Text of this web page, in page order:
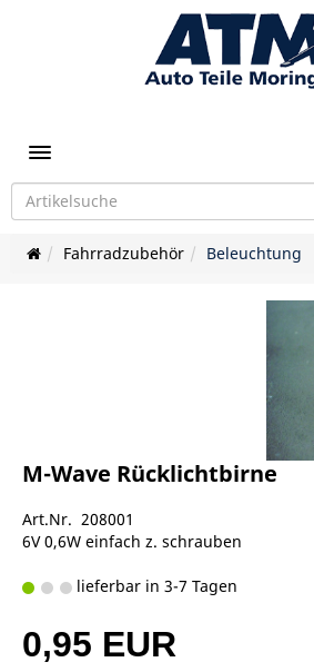
Toggle navigation
Fahrradzubehör Beleuchtung
M-Wave Rücklichtbirne
Art.Nr. 208001
6V 0,6W einfach z. schrauben
lieferbar in 3-7 Tagen
0,95 EUR